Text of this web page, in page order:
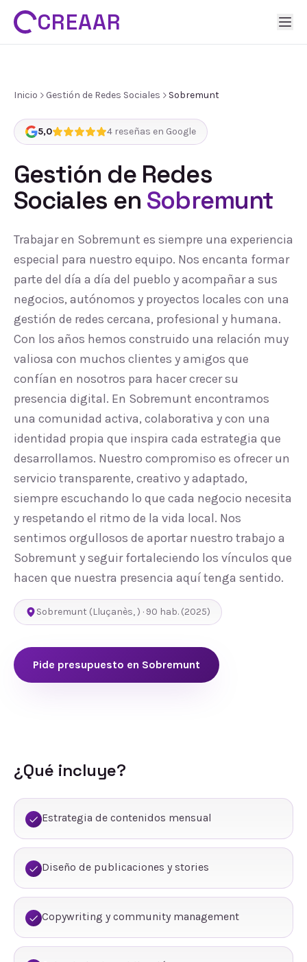
CREAAR
Inicio Gestión de Redes Sociales Sobremunt
5,0 4 reseñas en Google
Gestión de Redes
Sociales en Sobremunt
Trabajar en Sobremunt es siempre una experiencia
especial para nuestro equipo. Nos encanta formar
parte del día a día del pueblo y acompañar a sus
negocios, autónomos y proyectos locales con una
gestión de redes cercana, profesional y humana.
Con los años hemos construido una relación muy
valiosa con muchos clientes y amigos que
confían en nosotros para hacer crecer su
presencia digital. En Sobremunt encontramos
una comunidad activa, colaborativa y con una
identidad propia que inspira cada estrategia que
desarrollamos. Nuestro compromiso es ofrecer un
servicio transparente, creativo y adaptado,
siempre escuchando lo que cada negocio necesita
y respetando el ritmo de la vida local. Nos
sentimos orgullosos de aportar nuestro trabajo a
Sobremunt y seguir fortaleciendo los vínculos que
hacen que nuestra presencia aquí tenga sentido.
Sobremunt (Lluçanès,) · 90 hab. (2025)
Pide presupuesto en Sobremunt
¿Qué incluye?
Estrategia de contenidos mensual
Diseño de publicaciones y stories
Copywriting y community management